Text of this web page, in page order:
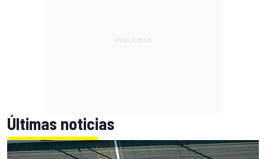
Últimas noticias